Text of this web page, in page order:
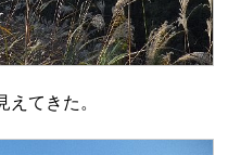
てきた。